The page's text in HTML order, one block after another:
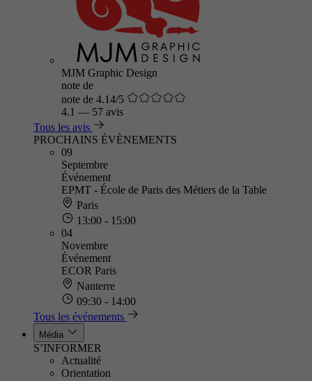
MJM Graphic Design
note de
note de 4.14/5
4.1 — 57 avis
Tous les avis
PROCHAINS ÉVÈNEMENTS
09
Septembre
Événement
EPMT - École de Paris des Métiers de la Table
Paris
13:00 - 15:00
04
Novembre
Événement
ECOR Paris
Nanterre
09:30 - 14:00
Tous les événements
Média
S’INFORMER
Actualité
Orientation